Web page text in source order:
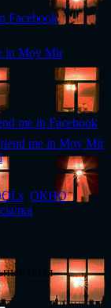
ОКНО
поля